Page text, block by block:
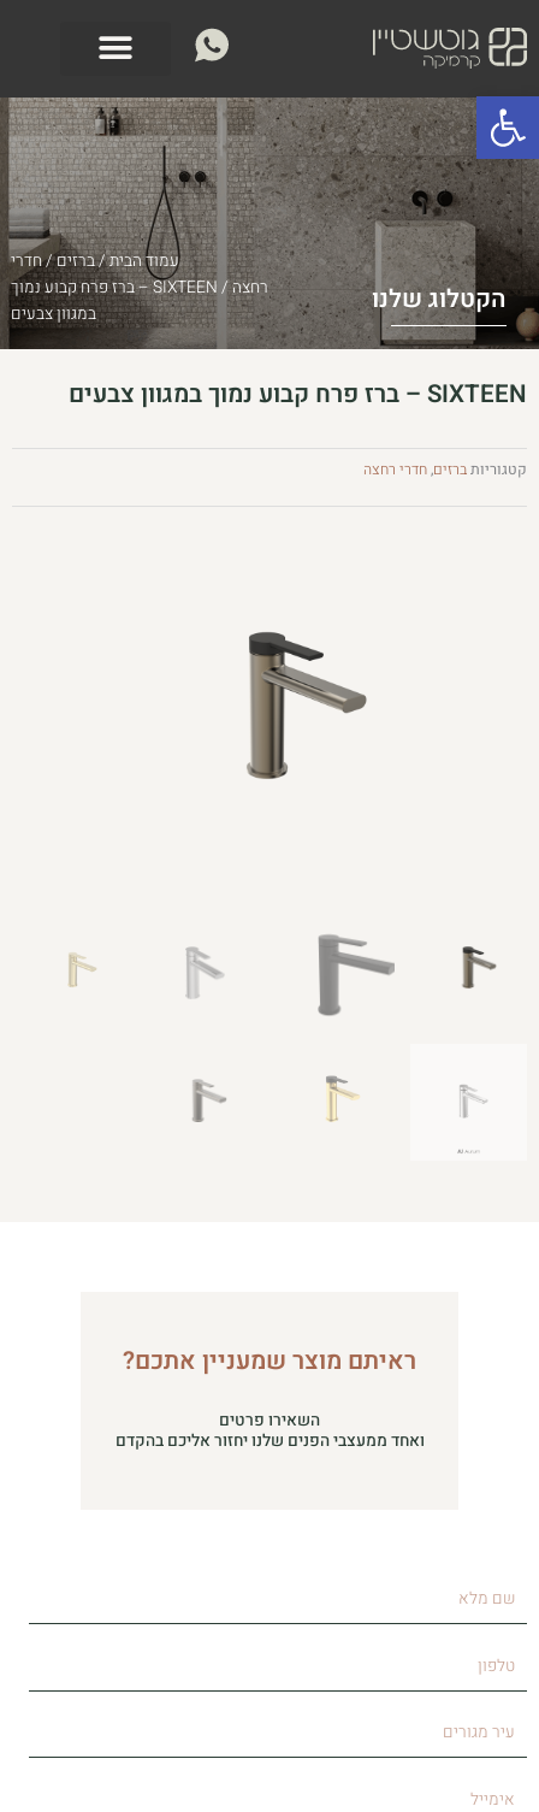
פתח סרגל נגישות
לתוכן
הקטלוג שלנו
עמוד הבית/ברזים/חדרי
רחצה
/ SIXTEEN – ברז פרח קבוע נמוך
במגוון צבעים
SIXTEEN – ברז פרח קבוע נמוך במגוון צבעים
קטגוריותברזים,חדרי רחצה
ראיתם מוצר שמעניין אתכם?
השאירו פרטים
ואחד ממעצבי הפנים שלנו יחזור אליכם בהקדם
טלפון